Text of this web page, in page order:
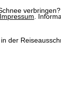
Impressum.
der